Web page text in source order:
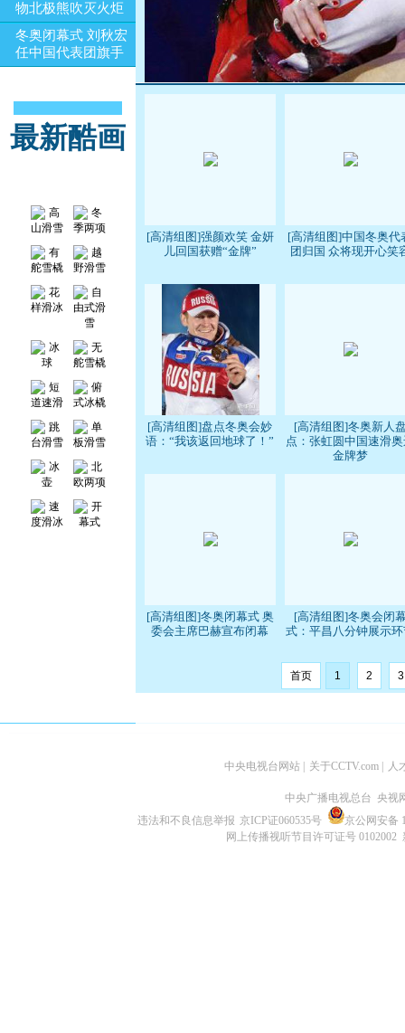
物北极熊吹灭火炬
冬奥闭幕式 刘秋宏
任中国代表团旗手
最新酷画
[高清组图]强颜欢笑 金妍
儿回国获赠“金牌”
[高清组图]中国冬奥代
团归国 众将现开心笑
[高清组图]盘点冬奥会妙
语：“我该返回地球了！”
[高清组图]冬奥新人
点：张虹圆中国速滑
金牌梦
[高清组图]冬奥闭幕式 奥
委会主席巴赫宣布闭幕
[高清组图]冬奥会闭
式：平昌八分钟展示
首页 1 2 3
中央电视台网站 关于CCTV.com 人
中央广播电视总台 央视
违法和不良信息举报 京ICP证060535号
京公网安备
网上传播视听节目许可证号 0102002